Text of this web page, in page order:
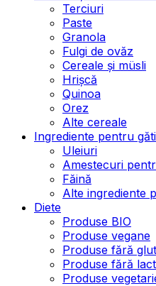
Terciuri
Paste
Granola
Fulgi de ovăz
Cereale și müsli
Hrișcă
Quinoa
Orez
Alte cereale
Ingrediente pentru
Uleiuri
Amestecuri
Făină
Alte ingrediente
Diete
Produse BIO
Produse vegane
Produse fără
Produse fără
Produse